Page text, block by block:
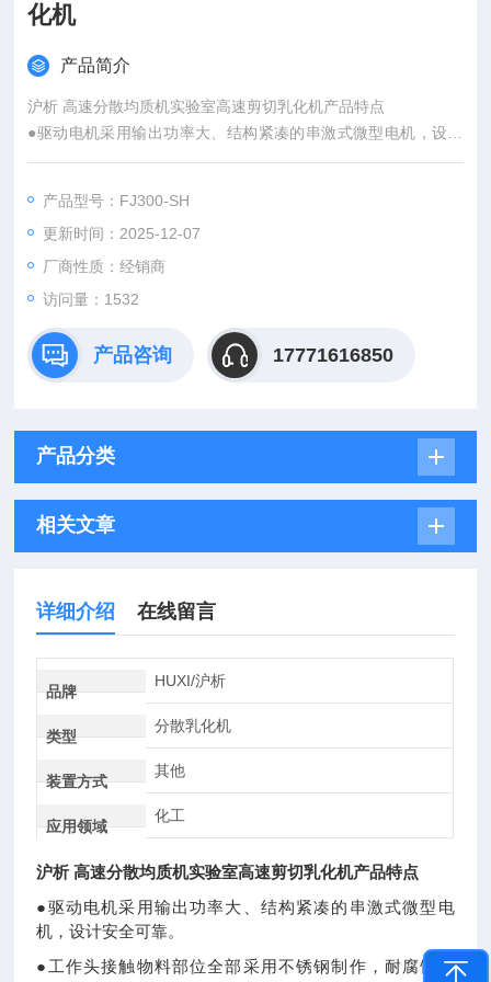
化机
产品简介
沪析 高速分散均质机实验室高速剪切乳化机产品特点
●驱动电机采用输出功率大、结构紧凑的串激式微型电机，设计
安全可靠。
●工作头采用联轴器与驱动电机连接拆装简便灵活。
●调速机座采用无极调速器，调速方便运转稳定。
产品型号：FJ300-SH
更新时间：2025-12-07
厂商性质：经销商
访问量：1532
产品咨询 17771616850
产品分类
相关文章
详细介绍 在线留言
品牌
HUXI/沪析
类型
分散乳化机
装置方式
其他
应用领域
化工
沪析 高速分散均质机实验室高速剪切乳化机产品特点
●驱动电机采用输出功率大、结构紧凑的串激式微型电
机，设计安全可靠。
●工作头接触物料部位全部采用不锈钢制作，耐腐蚀性